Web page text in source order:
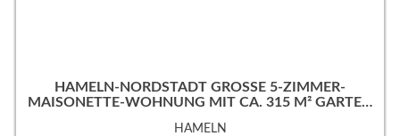
HAMELN-NORDSTADT GROSSE 5-ZIMMER-M
AISONETTE-WOHNUNG MIT CA. 315 M² GARTEN
HAMELN